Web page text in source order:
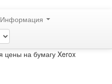
Информация
на бумагу Xerox